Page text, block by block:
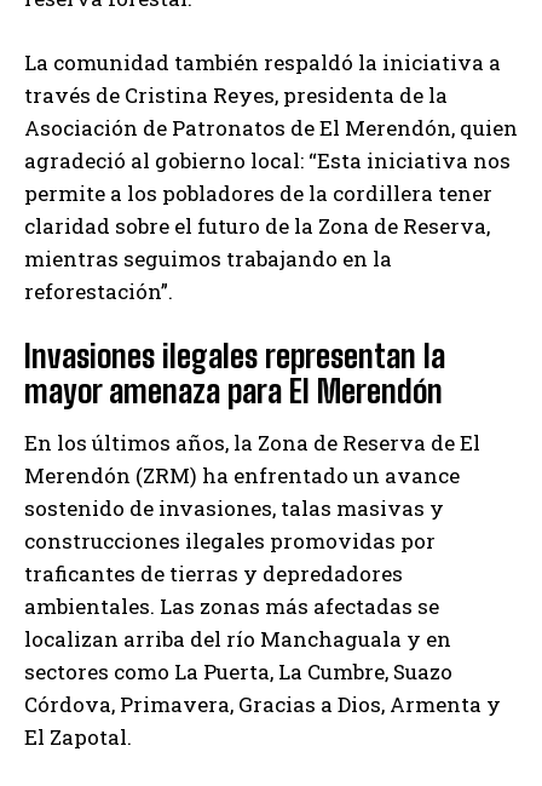
La comunidad también respaldó la iniciativa a
través de Cristina Reyes, presidenta de la
Asociación de Patronatos de El Merendón, quien
agradeció al gobierno local: “Esta iniciativa nos
permite a los pobladores de la cordillera tener
claridad sobre el futuro de la Zona de Reserva,
mientras seguimos trabajando en la
reforestación”.
Invasiones ilegales representan la
mayor amenaza para El Merendón
En los últimos años, la Zona de Reserva de El
Merendón (ZRM) ha enfrentado un avance
sostenido de invasiones, talas masivas y
construcciones ilegales promovidas por
traficantes de tierras y depredadores
ambientales. Las zonas más afectadas se
localizan arriba del río Manchaguala y en
sectores como La Puerta, La Cumbre, Suazo
Córdova, Primavera, Gracias a Dios, Armenta y
El Zapotal.